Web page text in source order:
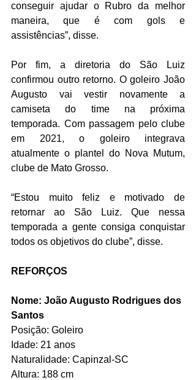
conseguir ajudar o Rubro da melhor
maneira, que é com gols e
assistências”, disse.
Por fim, a diretoria do São Luiz
confirmou outro retorno. O goleiro João
Augusto vai vestir novamente a
camiseta do time na próxima
temporada. Com passagem pelo clube
em 2021, o goleiro integrava
atualmente o plantel do Nova Mutum,
clube de Mato Grosso.
“Estou muito feliz e motivado de
retornar ao São Luiz. Que nessa
temporada a gente consiga conquistar
todos os objetivos do clube”, disse.
REFORÇOS
Nome: João Augusto Rodrigues dos
Santos
Posição: Goleiro
Idade: 21 anos
Naturalidade: Capinzal-SC
Altura: 188 cm